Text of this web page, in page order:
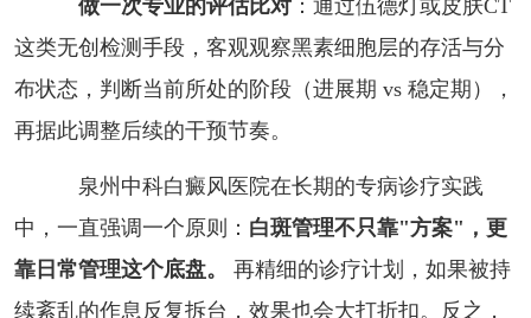
做一次专业的评估比对：通过伍德灯或皮肤CT
这类无创检测手段，客观观察黑素细胞层的存活与分
布状态，判断当前所处的阶段（进展期 vs 稳定期），
再据此调整后续的干预节奏。
泉州中科白癜风医院在长期的专病诊疗实践
中，一直强调一个原则： 白斑管理不只靠"方案"，更
靠日常管理这个底盘。
再精细的诊疗计划，如果被持
续紊乱的作息反复拆台，效果也会大打折扣。反之，